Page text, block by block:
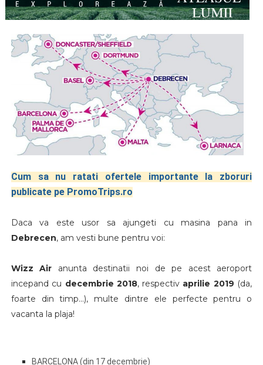
Cum sa nu ratati ofertele importante la zboruri
publicate pe PromoTrips.ro
Daca va este usor sa ajungeti cu masina pana in
Debrecen, am vesti bune pentru voi:
Wizz Air anunta destinatii noi de pe acest aeroport
incepand cu decembrie 2018, respectiv aprilie 2019 (da,
foarte din timp...), multe dintre ele perfecte pentru o
vacanta la plaja!
BARCELONA (din 17 decembrie)